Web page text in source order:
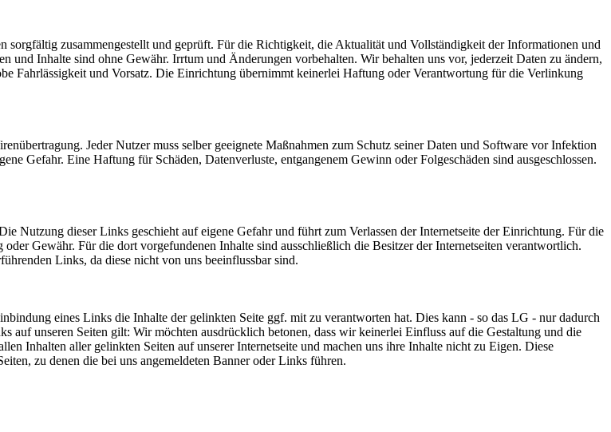
zusammengestellt und geprüft. Für die Richtigkeit, die Aktualität und Vollständigkeit der Informationen und
Inhalte sind ohne Gewähr. Irrtum und Änderungen vorbehalten. Wir behalten uns vor, jederzeit Daten zu ändern,
Fahrlässigkeit und Vorsatz. Die Einrichtung übernimmt keinerlei Haftung oder Verantwortung für die Verlinkung
Jeder Nutzer muss selber geeignete Maßnahmen zum Schutz seiner Daten und Software vor Infektion
Gefahr. Eine Haftung für Schäden, Datenverluste, entgangenem Gewinn oder Folgeschäden sind ausgeschlossen.
Nutzung dieser Links geschieht auf eigene Gefahr und führt zum Verlassen der Internetseite der Einrichtung. Für die
Gewähr. Für die dort vorgefundenen Inhalte sind ausschließlich die Besitzer der Internetseiten verantwortlich.
Links, da diese nicht von uns beeinflussbar sind.
eines Links die Inhalte der gelinkten Seite ggf. mit zu verantworten hat. Dies kann - so das LG - nur dadurch
auf unseren Seiten gilt: Wir möchten ausdrücklich betonen, dass wir keinerlei Einfluss auf die Gestaltung und die
Inhalten aller gelinkten Seiten auf unserer Internetseite und machen uns ihre Inhalte nicht zu Eigen. Diese
zu denen die bei uns angemeldeten Banner oder Links führen.